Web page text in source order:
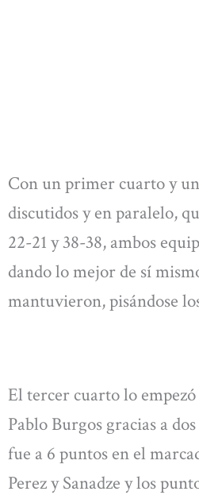
Con un primer cuarto y
discutidos y en paralelo,
22-21 y 38-38, ambos
dando lo mejor de sí
mantuvieron, pisándose
El tercer cuarto lo
Pablo Burgos gracias a
fue a 6 puntos en el
Perez y Sanadze y los